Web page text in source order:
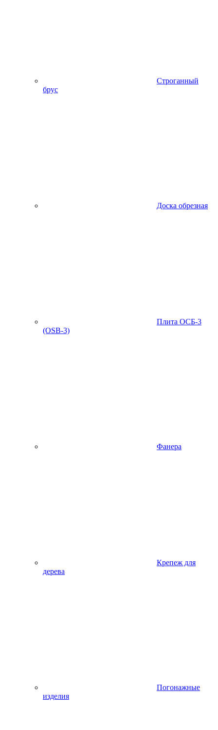
Строганный
брус
Доска обрезная
Плита ОСБ-3
(OSB-3)
Фанера
Крепеж для
дерева
Погонажные
изделия